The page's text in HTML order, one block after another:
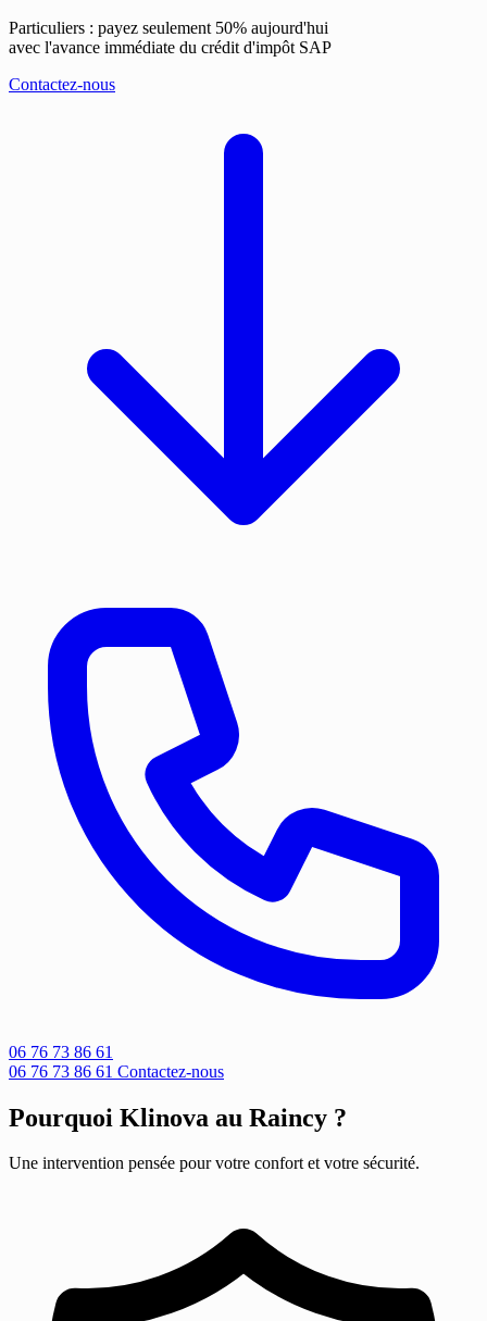
Particuliers : payez seulement 50% aujourd'hui
avec l'avance immédiate du crédit d'impôt SAP
Contactez-nous
06 76 73 86 61
06 76 73 86 61 Contactez-nous
Pourquoi Klinova au Raincy ?
Une intervention pensée pour votre confort et votre sécurité.